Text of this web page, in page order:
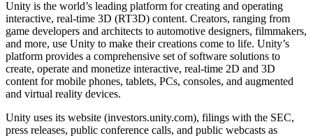
発見され、モバイルユーザーを獲得する
アプリ内課金
ストアとD2C全体でIAPを管理
収益化
プレイヤーを適切なゲームに接続する
活用事例
すべての業界を見る
デモ
デモ、サンプル、ビルディングブロック
すべてのリソース
新機能
更新情報、情報、技術的ヒント
キャリアをスタートさせる
教育者向け
教育を大幅に強化
教育機関向けライセンス
Unityの力をあなたの機関に持ち込む
認定教材
Unity is the world’s leading platform for creating and operating
interactive, real-time 3D (RT3D) content. Creators, ranging from
game developers and architects to automotive designers, filmmakers,
and more, use Unity to make their creations come to life. Unity’s
platform provides a comprehensive set of software solutions to
create, operate and monetize interactive, real-time 2D and 3D
content for mobile phones, tablets, PCs, consoles, and augmented
and virtual reality devices.
Unity uses its website (investors.unity.com), filings with the SEC,
press releases, public conference calls, and public webcasts as